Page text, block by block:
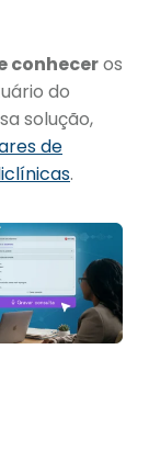
conheceros
do
solução,
de
.